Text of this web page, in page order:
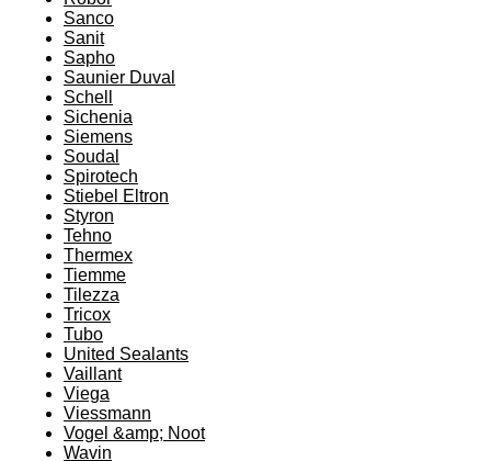
Sanco
Sanit
Sapho
Saunier Duval
Schell
Sichenia
Siemens
Soudal
Spirotech
Stiebel Eltron
Styron
Tehno
Thermex
Tiemme
Tilezza
Tricox
Tubo
United Sealants
Vaillant
Viega
Viessmann
Vogel &amp; Noot
Wavin